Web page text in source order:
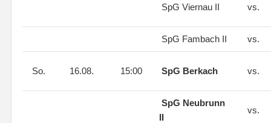
SpG Viernau II vs.
SpG Fambach II vs.
So. 16.08. 15:00 SpG Berkach vs.
SpG Neubrunn
II
vs.